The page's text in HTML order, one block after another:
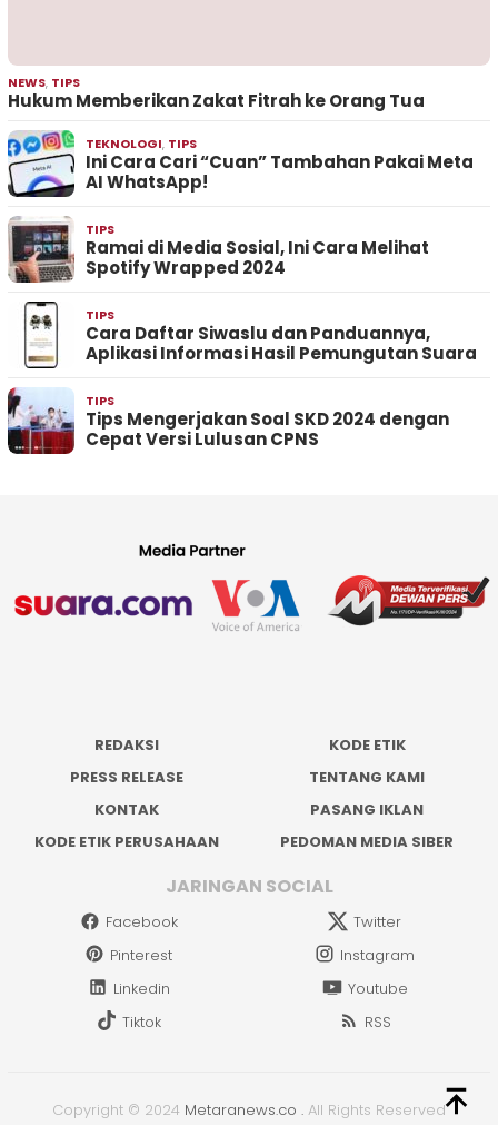
NEWS, TIPS
Hukum Memberikan Zakat Fitrah ke Orang Tua
TEKNOLOGI, TIPS
Ini Cara Cari “Cuan” Tambahan Pakai Meta
AI WhatsApp!
TIPS
Ramai di Media Sosial, Ini Cara Melihat
Spotify Wrapped 2024
TIPS
Cara Daftar Siwaslu dan Panduannya,
Aplikasi Informasi Hasil Pemungutan Suara
TIPS
Tips Mengerjakan Soal SKD 2024 dengan
Cepat Versi Lulusan CPNS
REDAKSI
KODE ETIK
PRESS RELEASE
TENTANG KAMI
KONTAK
PASANG IKLAN
KODE ETIK PERUSAHAAN
PEDOMAN MEDIA SIBER
JARINGAN SOCIAL
Facebook
Twitter
Pinterest
Instagram
Linkedin
Youtube
Tiktok
RSS
Copyright © 2024 Metaranews.co . All Rights Reserved